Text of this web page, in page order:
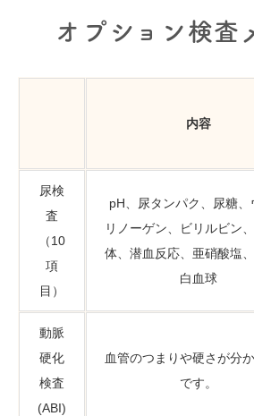
オプション検査
内容
尿検
査
（10
項
目）
pH、尿タンパク、尿糖、
リノーゲン、ビリルビン
体、潜血反応、亜硝酸塩、
白血球
動脈
硬化
検査
(ABI)
血管のつまりや硬さが分
です。